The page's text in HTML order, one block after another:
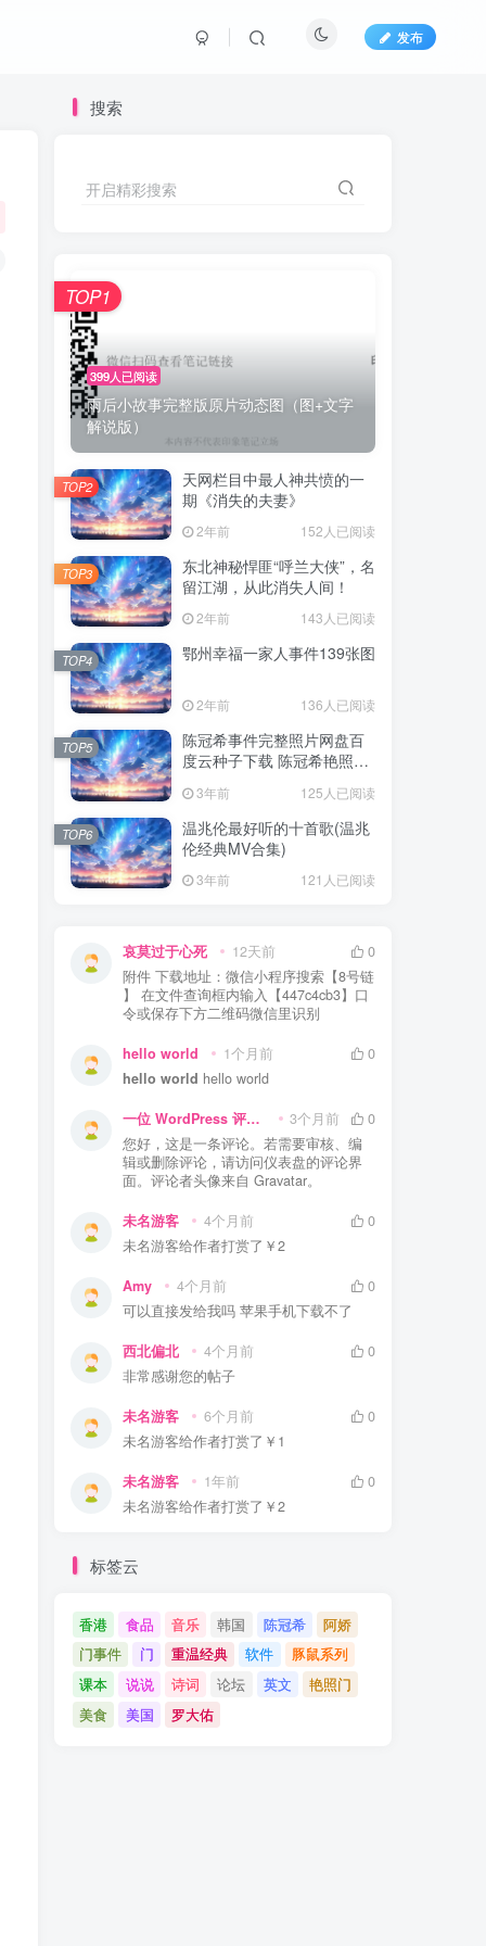
发布
搜索
开启精彩搜索
399人已阅读
雨后小故事完整版原片动态图（图+文字
解说版）
TOP1
天网栏目中最人神共愤的一
期《消失的夫妻》
2年前 152人已阅读
TOP2
东北神秘悍匪“呼兰大侠”，名
留江湖，从此消失人间！
2年前 143人已阅读
TOP3
鄂州幸福一家人事件139张图
2年前 136人已阅读
TOP4
陈冠希事件完整照片网盘百
度云种子下载 陈冠希艳照门
门全部图片观看
3年前 125人已阅读
TOP5
温兆伦最好听的十首歌(温兆
伦经典MV合集)
3年前 121人已阅读
TOP6
哀莫过于心死 12天前
0
附件 下载地址：微信小程序搜索【8号链
】 在文件查询框内输入【447c4cb3】口
令或保存下方二维码微信里识别
hello world 1个月前
0
hello world hello world
一位 WordPress 评论者 3个月前
0
您好，这是一条评论。若需要审核、编
辑或删除评论，请访问仪表盘的评论界
面。评论者头像来自 Gravatar。
未名游客 4个月前
0
未名游客给作者打赏了 ￥2
Amy 4个月前
0
可以直接发给我吗 苹果手机下载不了
西北偏北 4个月前
0
非常感谢您的帖子
未名游客 6个月前
0
未名游客给作者打赏了 ￥1
未名游客 1年前
0
未名游客给作者打赏了 ￥2
标签云
香港 食品 音乐 韩国 陈冠希
阿娇
门事件
门 重温经典 软件
豚鼠系列
课本
说说 诗词 论坛 英文
艳照门
美食
美国 罗大佑